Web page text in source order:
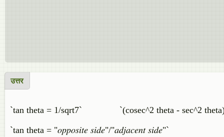
उत्तर
`tan theta = 1/sqrt7` `(cosec^2 theta - sec^2 theta)/
`tan theta = "𝑜𝑝𝑝𝑜𝑠𝑖𝑡𝑒 𝑠𝑖𝑑𝑒"/"𝑎𝑑𝑗𝑎𝑐𝑒𝑛𝑡 𝑠𝑖𝑑𝑒"`